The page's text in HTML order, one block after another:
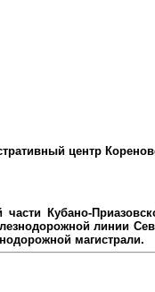
центр
Кубано-
линии
магистрали.